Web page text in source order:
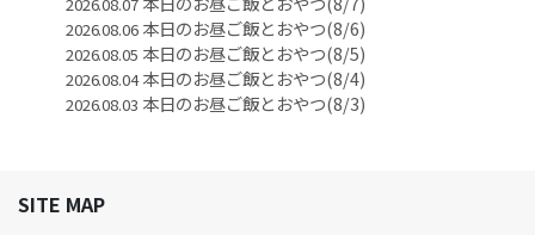
2026.08.06本日のお昼ご飯とおやつ(8/6)
2026.08.05 本日のお昼ご飯とおやつ(8/5)
2026.08.04本日のお昼ご飯とおやつ(8/4)
2026.08.03 本日のお昼ご飯とおやつ(8/3)
SITE MAP